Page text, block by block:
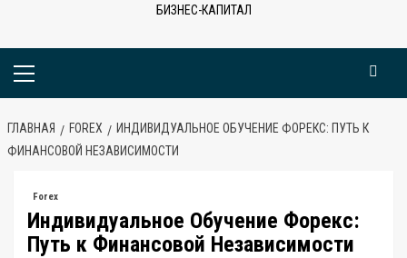
БИЗНЕС-КАПИТАЛ
Основное
ГЛАВНАЯ FOREX
ИНДИВИДУАЛЬНОЕ ОБУЧЕНИЕ ФОРЕКС: ПУТЬ К
ФИНАНСОВОЙ НЕЗАВИСИМОСТИ
Forex
Индивидуальное Обучение Форекс:
Путь к Финансовой Независимости